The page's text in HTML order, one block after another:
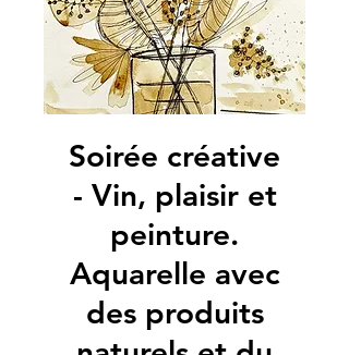
Soirée créative
- Vin, plaisir et
peinture.
Aquarelle avec
des produits